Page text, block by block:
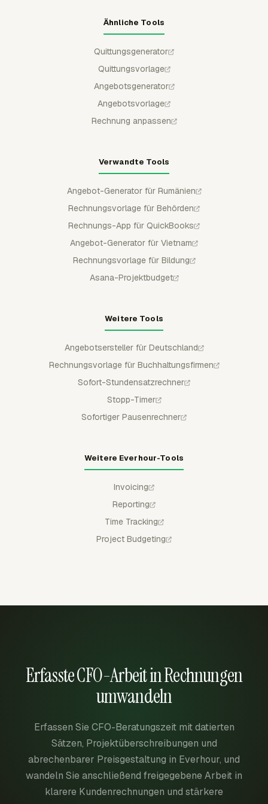
Ähnliche Tools
Quittungsgenerator
Quittungsvorlage
Angebotsgenerator
Angebotsvorlage
Rechnung anpassen
Verwandte Tools
Angebot-Generator für Rumänien
Rechnungsvorlage für Behörden
Rechnungs-App für QuickBooks
Angebot-Generator für Vietnam
Rechnungsvorlage für Bildung
Asana-Projektbudget
Weitere Tools
Angebotsersteller für Deutschland
Rechnungsvorlage für Buchhaltungsfirmen
Sofort-Stundensatzrechner
Stopp-Timer
Sofortiger Pausenrechner
Weitere Everhour-Tools
Invoicing
Reporting
Time Tracking
Project Budgeting
Erfasste CFO-Arbeit in Rechnungen
umwandeln
Erfassen Sie CFO-Beratungszeit mit datierten
Sätzen, Projektüberschreibungen und
abrechenbarer Preisgestaltung in Everhour, und
wandeln Sie anschließend freigegebene Arbeit in
klarere Kundenrechnungen und stärkere